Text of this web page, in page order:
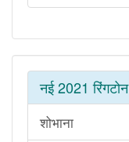
नई 2021 रिंगटोन
शोभाना